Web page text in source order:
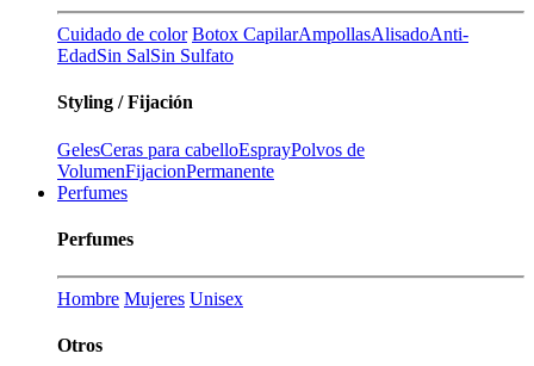
Cuidado de color Botox CapilarAmpollasAlisadoAnti-
EdadSin SalSin Sulfato
Styling / Fijación
GelesCeras para cabelloEsprayPolvos de
VolumenFijacionPermanente
Perfumes
Perfumes
Hombre Mujeres Unisex
Otros